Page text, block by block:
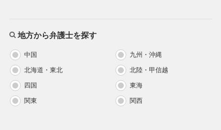
地方から弁護士を探す
中国 九州・沖縄
北海道・東北 北陸・甲信越
四国 東海
関東 関西